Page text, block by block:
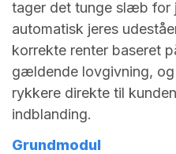
tager det tunge slæb for
automatisk jeres
korrekte renter baseret
gældende lovgivning,
rykkere direkte til
indblanding.
Grundmodul